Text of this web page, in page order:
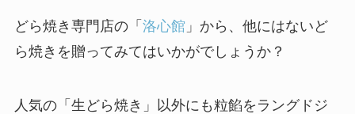
どら焼き専門店の「 洛心館 」から、他にはないど
ら焼きを贈ってみてはいかがでしょうか？
人気の「生どら焼き」以外にも粒餡をラングドジ